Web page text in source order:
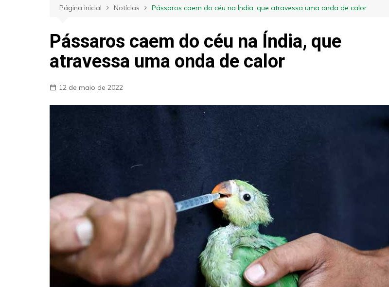
Página inicial Notícias Pássaros caem do céu na Índia, que atravessa uma onda de calor
Pássaros caem do céu na Índia, que
atravessa uma onda de calor
12 de maio de 2022